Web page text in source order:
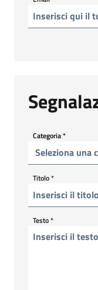
Categoria*
Titolo*
Testo*